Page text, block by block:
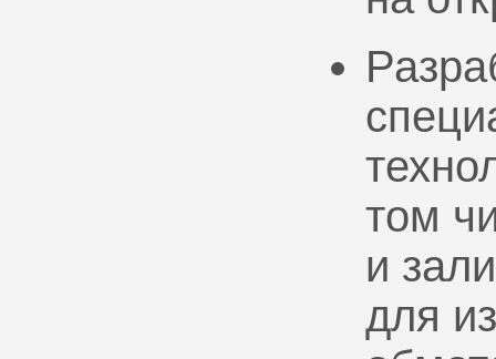
том
и
для